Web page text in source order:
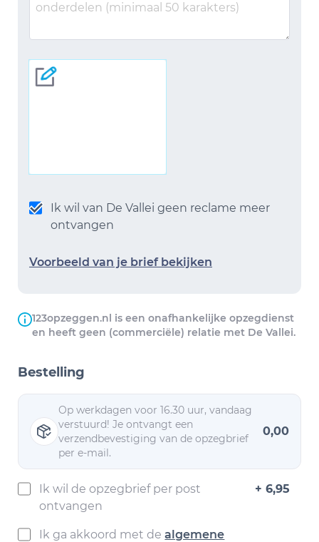
Ik wil van De Vallei geen reclame meer
ontvangen
Voorbeeld van je brief bekijken
123opzeggen.nl is een onafhankelijke opzegdienst
en heeft geen (commerciële) relatie met De Vallei.
Bestelling
Op werkdagen voor 16.30 uur, vandaag
verstuurd! Je ontvangt een
verzendbevestiging van de opzegbrief
per e-mail.
0,00
Ik wil de opzegbrief per post
ontvangen
+ 6,95
Ik ga akkoord met dealgemene